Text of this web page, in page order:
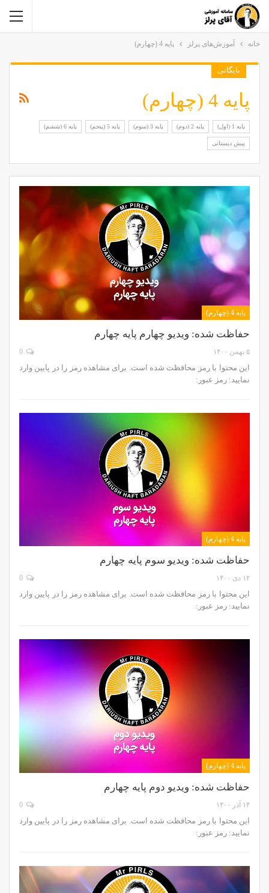
خانه آموزش‌های پرلز پایه 4 (چهارم)
بایگانی
پایه 4 (چهارم)
پایه 1 (اول) پایه 2 (دوم) پایه 3 (سوم) پایه 5 (پنجم) پایه 6 (ششم)
پیش دبستانی
پایه 4 (چهارم)
حفاظت شده: ویدیو چهارم پایه چهارم
۵ بهمن ۱۴۰۰
این محتوا با رمز محافظت شده است. برای مشاهده رمز را در پایین وارد
نمایید: رمز عبور:
پایه 4 (چهارم)
حفاظت شده: ویدیو سوم پایه چهارم
۱۲ دی ۱۴۰۰
این محتوا با رمز محافظت شده است. برای مشاهده رمز را در پایین وارد
نمایید: رمز عبور:
پایه 4 (چهارم)
حفاظت شده: ویدیو دوم پایه چهارم
۱۴ آذر ۱۴۰۰
این محتوا با رمز محافظت شده است. برای مشاهده رمز را در پایین وارد
نمایید: رمز عبور: